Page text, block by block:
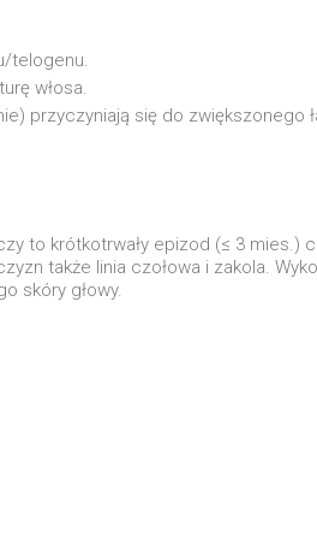
telogenu.
włosa.
przyczyniają się do zwiększonego
to krótkotrwały epizod (≤ 3 mies.)
także linia czołowa i zakola.
skóry głowy.